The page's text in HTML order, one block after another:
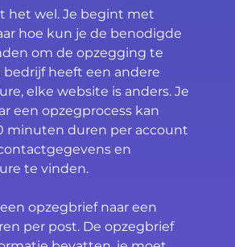
het wel. Je begint met
hoe kun je de benodigde
om de opzegging te
bedrijf heeft een andere
elke website is anders. Je
een opzegprocess kan
minuten duren per account
en
te vinden.
opzegbrief naar een
per post. De opzegbrief